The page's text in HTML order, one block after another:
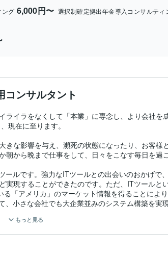
ング 6,000円〜 選択制確定拠出年金導入コンサルティ
コンサルタント
イラをなくして「本業」に専念し、より会社を
現在に至ります。
な影響を与え、瀕死の状態になったり、お客様
から晩まで仕事をして、日々をこなす毎日を過
ルです。強力なITツールとの出会いのおかげで
実現することができたのです。ただ、ITツールと
「アメリカ」のマーケット情報を得ることによ
小さな会社でも大企業並みのシステム構築を実
務効率」に悩んでいるなら、僕たちがお手伝い
育成」「業務効率」に貢献し、本業に専念いた
もっと見る